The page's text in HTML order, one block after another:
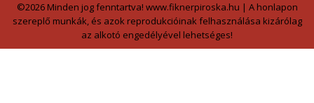
©2026 Minden jog fenntartva! www.fiknerpiroska.hu | A honlapon
szereplő munkák, és azok reprodukcióinak felhasználása kizárólag
az alkotó engedélyével lehetséges!